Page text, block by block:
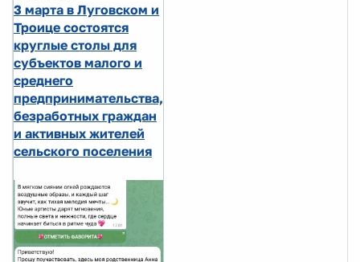
3 марта в Луговском и
Троице состоятся
круглые столы для
субъектов малого и
среднего
предпринимательства,
безработных граждан
и активных жителей
сельского поселения